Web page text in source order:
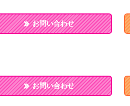
お問い合わせ
お問い合わせ